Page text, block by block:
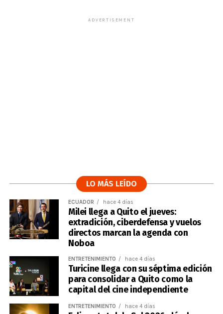
ADVERTISEMENT
LO MÁS LEÍDO
ECUADOR hace 4 días
Milei llega a Quito el jueves:
extradición, ciberdefensa y vuelos
directos marcan la agenda con
Noboa
ENTRETENIMIENTO hace 4 días
Turicine llega con su séptima edición
para consolidar a Quito como la
capital del cine independiente
ENTRETENIMIENTO hace 4 días